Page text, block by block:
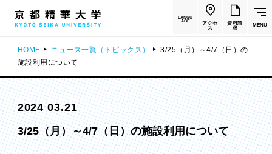
LANGU
AGE
アクセ
ス
資料請
求
MENU
HOME ニュース一覧（トピックス）
3/25（月）～4/7（日）の
施設利用について
2024 03.21
3/25（月）～4/7（日）の施設利用について